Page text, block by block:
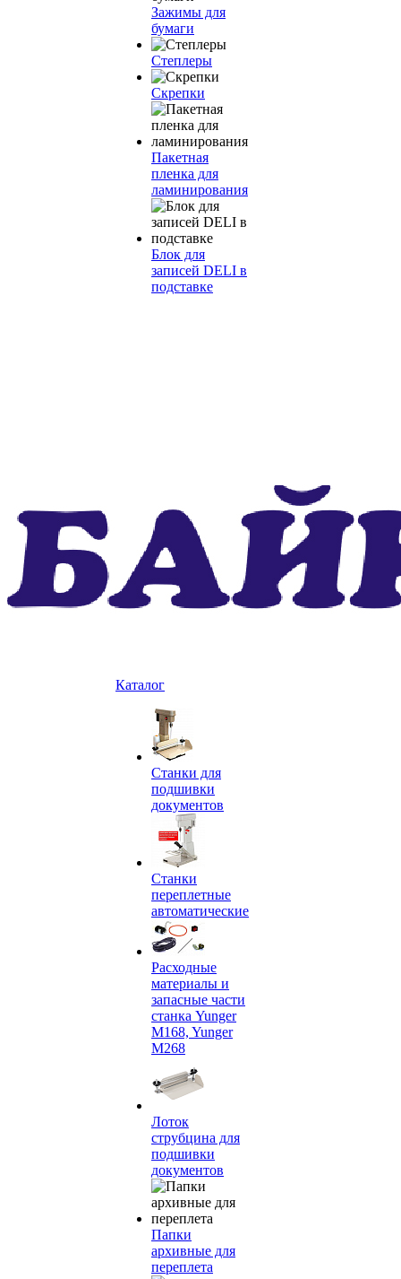
Зажимы для
бумаги
Степлеры
Скрепки
Пакетная
пленка для
ламинирования
Блок для
записей DELI в
подставке
Каталог
Станки для
подшивки
документов
Станки
переплетные
автоматические
Расходные
материалы и
запасные части
станка Yunger
M168, Yunger
M268
Лоток
струбцина для
подшивки
документов
Папки
архивные для
переплета